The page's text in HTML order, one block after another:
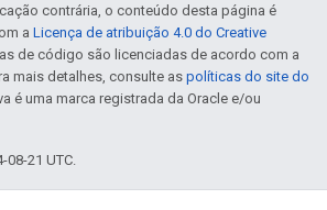
contrária, o conteúdo desta página é
a Licença de atribuição 4.0 do Creative
de código são licenciadas de acordo com a
mais detalhes, consulte as políticas do site do
é uma marca registrada da Oracle e/ou
08-21 UTC.